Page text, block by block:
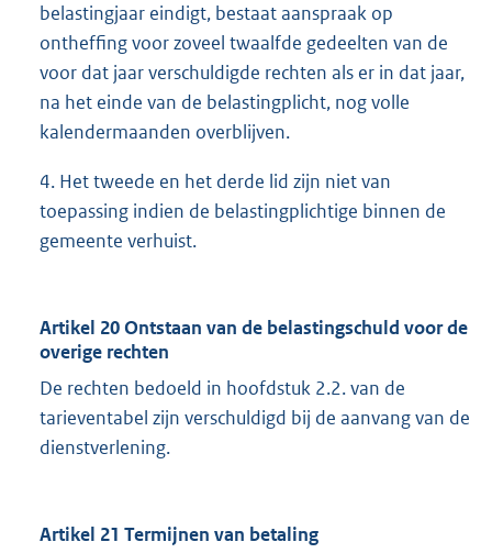
belastingjaar eindigt, bestaat aanspraak op
ontheffing voor zoveel twaalfde gedeelten van de
voor dat jaar verschuldigde rechten als er in dat jaar,
na het einde van de belastingplicht, nog volle
kalendermaanden overblijven.
4. Het tweede en het derde lid zijn niet van
toepassing indien de belastingplichtige binnen de
gemeente verhuist.
Artikel 20 Ontstaan van de belastingschuld voor de
overige rechten
De rechten bedoeld in hoofdstuk 2.2. van de
tarieventabel zijn verschuldigd bij de aanvang van de
dienstverlening.
Artikel 21 Termijnen van betaling